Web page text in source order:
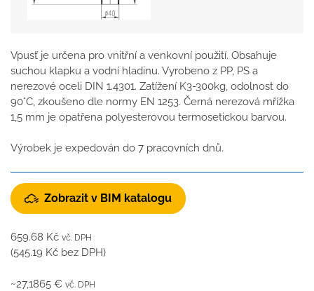
Vpusť je určena pro vnitřní a venkovní použití. Obsahuje
suchou klapku a vodní hladinu. Vyrobeno z PP, PS a
nerezové oceli DIN 1.4301. Zatížení K3-300kg, odolnost do
90°C, zkoušeno dle normy EN 1253. Černá nerezová mřížka
1,5 mm je opatřena polyesterovou termosetickou barvou.
Výrobek je expedován do 7 pracovních dnů.
Zobrazit v BIM katalogu
659.68 Kč vč. DPH
(545.19 Kč bez DPH)
~27,1865 € vč. DPH